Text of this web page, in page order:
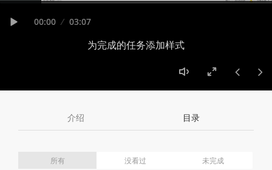
Current
00:00 Duration
03:07
为完成的任务添加样式
Volume
介绍 目录
所有 没看过 未完成